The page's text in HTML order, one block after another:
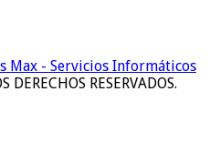
Max - Servicios Informáticos
RESERVADOS.